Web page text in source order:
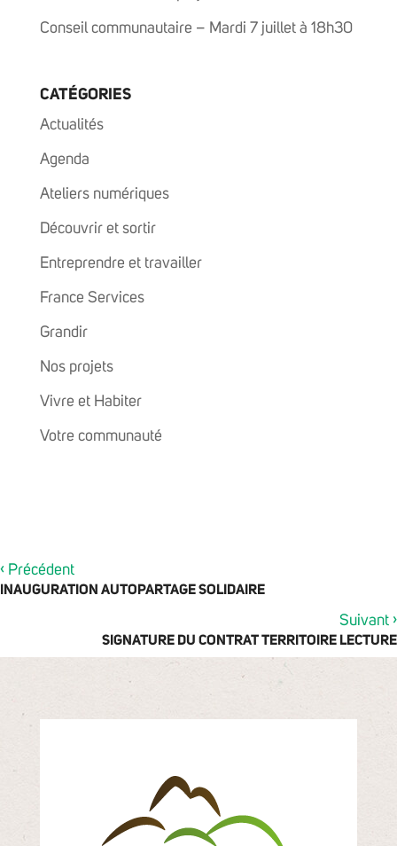
Conseil communautaire – Mardi 7 juillet à 18h30
CATÉGORIES
Actualités
Agenda
Ateliers numériques
Découvrir et sortir
Entreprendre et travailler
France Services
Grandir
Nos projets
Vivre et Habiter
Votre communauté
‹ Précédent
INAUGURATION AUTOPARTAGE SOLIDAIRE
Suivant ›
SIGNATURE DU CONTRAT TERRITOIRE LECTURE